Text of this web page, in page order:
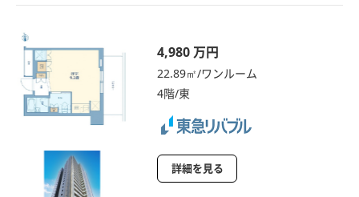
4,980 万円
22.89㎡/ワンルーム
4階/東
詳細を見る